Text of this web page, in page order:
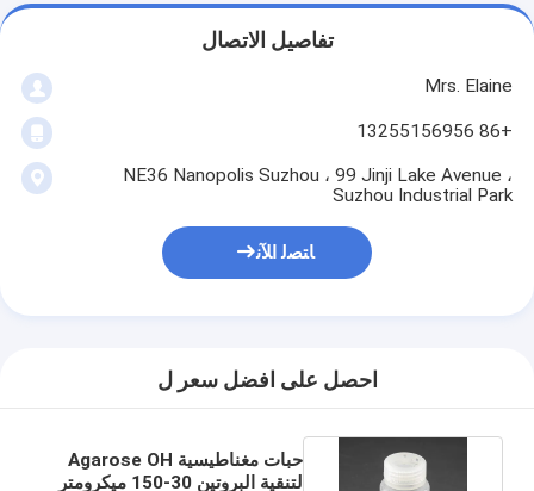
تفاصيل الاتصال
Mrs. Elaine
+86 13255156956
NE36 Nanopolis Suzhou ، 99 Jinji Lake Avenue ،
Suzhou Industrial Park
ﺎﺘﺼﻟ ﺍﻶﻧ
احصل على افضل سعر ل
حبات مغناطيسية Agarose OH
لتنقية البروتين 30-150 ميكرومتر